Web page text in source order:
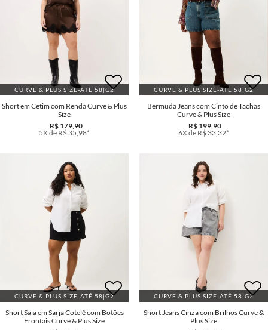
CURVE & PLUS SIZE-ATÉ 58|G2
Short em Cetim com Renda Curve & Plus
Size
R$ 179,90
5X de R$ 35,98*
CURVE & PLUS SIZE-ATÉ 58|G2
Bermuda Jeans com Cinto de Tachas
Curve & Plus Size
R$ 199,90
6X de R$ 33,32*
CURVE & PLUS SIZE-ATÉ 58|G2
Short Saia em Sarja Cotelê com Botões
Frontais Curve & Plus Size
CURVE & PLUS SIZE-ATÉ 58|G2
Short Jeans Cinza com Brilhos Curve &
Plus Size